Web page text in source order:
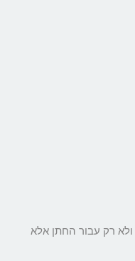
רק עבור החתן אלא